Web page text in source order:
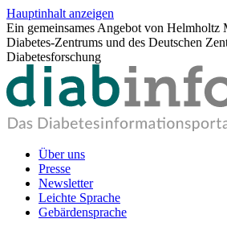
Hauptinhalt anzeigen
Ein gemeinsames Angebot von Helmholtz
Diabetes-Zentrums und des Deutschen
Diabetesforschung
Über uns
Presse
Newsletter
Leichte Sprache
Gebärdensprache